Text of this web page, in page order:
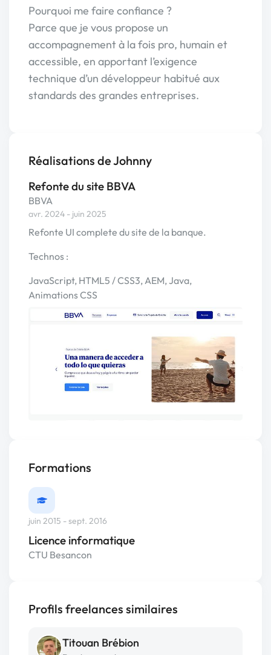
Pourquoi me faire confiance ?
Parce que je vous propose un
accompagnement à la fois pro, humain et
accessible, en apportant l’exigence
technique d’un développeur habitué aux
standards des grandes entreprises.
Réalisations de Johnny
Refonte du site BBVA
BBVA
avr. 2024 - juin 2025
Refonte UI complete du site de la banque.
Technos :
JavaScript, HTML5 / CSS3, AEM, Java,
Animations CSS
Formations
juin 2015 - sept. 2016
Licence informatique
CTU Besancon
Profils freelances similaires
Titouan Brébion